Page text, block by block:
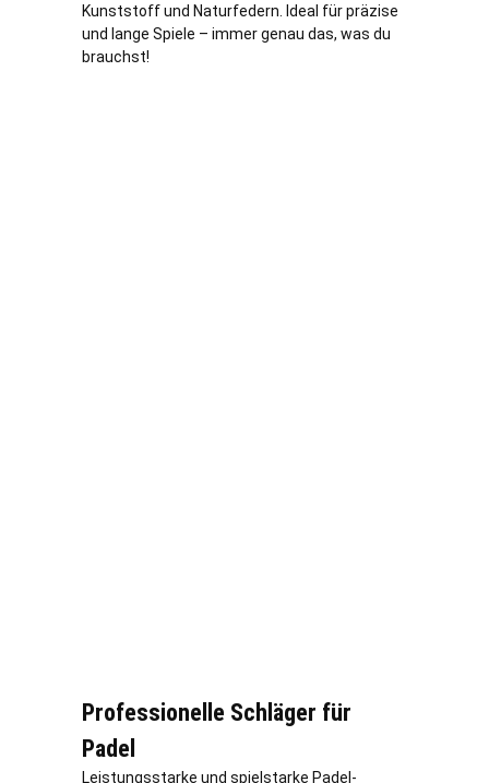
Kunststoff und Naturfedern. Ideal für präzise
und lange Spiele – immer genau das, was du
brauchst!
Professionelle Schläger für
Padel
Leistungsstarke und spielstarke Padel-